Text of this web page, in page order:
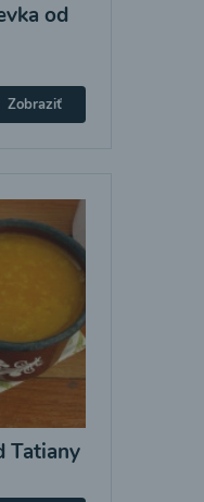
od
Zobraziť
Tatiany